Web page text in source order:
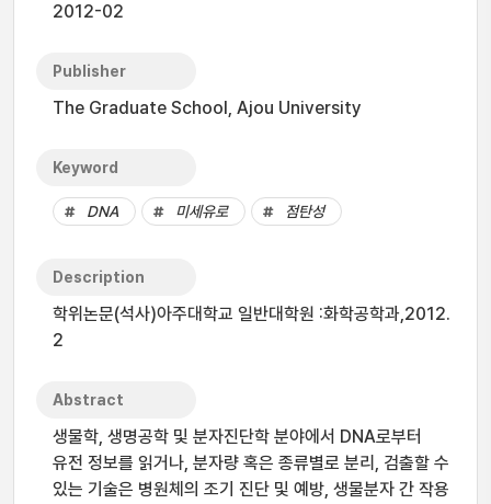
2012-02
Publisher
The Graduate School, Ajou University
Keyword
DNA 미세유로 점탄성
Description
학위논문(석사)아주대학교 일반대학원 :화학공학과,2012.
2
Abstract
생물학, 생명공학 및 분자진단학 분야에서 DNA로부터
유전 정보를 읽거나, 분자량 혹은 종류별로 분리, 검출할 수
있는 기술은 병원체의 조기 진단 및 예방, 생물분자 간 작용